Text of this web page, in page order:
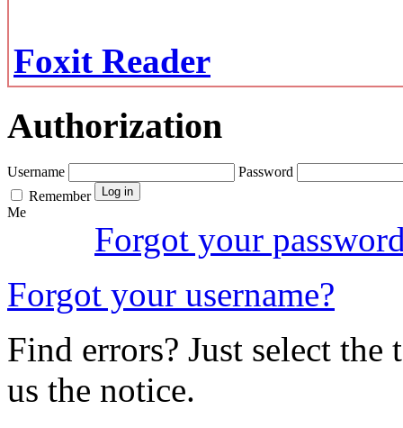
Foxit Reader
Authorization
Username
Password
Remember
Me
Forgot your
Forgot your username?
Find errors? Just select
us the notice.